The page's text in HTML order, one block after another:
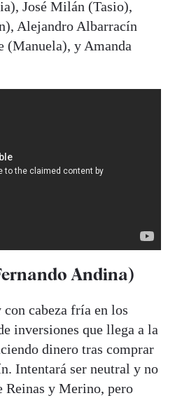
José Milán (Tasio),
Alejandro Albarracín
(Manuela), y Amanda
Andina)
cabeza fría en los
inversiones que llega a la
dinero tras comprar
Intentará ser neutral y no
Reinas y Merino, pero